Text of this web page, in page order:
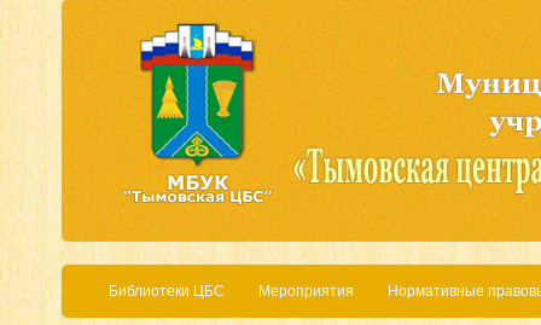
Библиотеки ЦБС Мероприятия Нормативные